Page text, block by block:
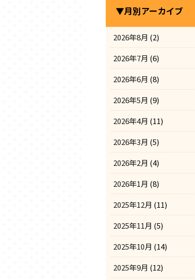
▼月別アーカイブ
2026年8月 (2)
2026年7月 (6)
2026年6月 (8)
2026年5月 (9)
2026年4月 (11)
2026年3月 (5)
2026年2月 (4)
2026年1月 (8)
2025年12月 (11)
2025年11月 (5)
2025年10月 (14)
2025年9月 (12)